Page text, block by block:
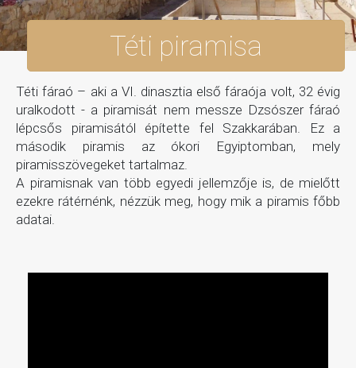
Téti piramisa
Téti fáraó – aki a VI. dinasztia első fáraója volt, 32 évig
uralkodott - a piramisát nem messze Dzsószer fáraó
lépcsős piramisától építette fel Szakkarában. Ez a
második piramis az ókori Egyiptomban, mely
piramisszövegeket tartalmaz.
A piramisnak van több egyedi jellemzője is, de mielőtt
ezekre rátérnénk, nézzük meg, hogy mik a piramis főbb
adatai.